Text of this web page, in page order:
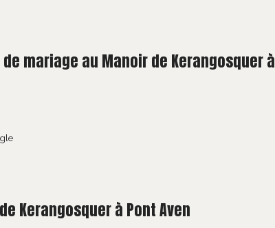
mariage au Manoir de Kerangosquer à
Kerangosquer à Pont Aven